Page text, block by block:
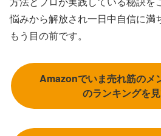
悩みから解放され一日中自信に満
もう目の前です。
Amazonでいま売れ筋のメ
のランキングを